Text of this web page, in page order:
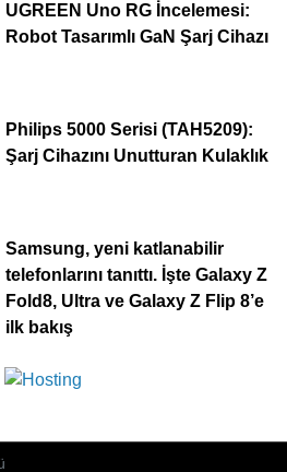
UGREEN Uno RG İncelemesi:
Robot Tasarımlı GaN Şarj Cihazı
Philips 5000 Serisi (TAH5209):
Şarj Cihazını Unutturan Kulaklık
Samsung, yeni katlanabilir
telefonlarını tanıttı. İşte Galaxy Z
Fold8, Ultra ve Galaxy Z Flip 8’e
ilk bakış